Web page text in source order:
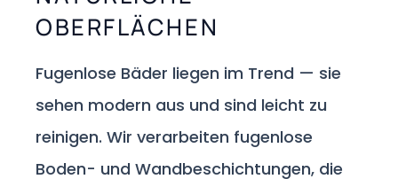
OBERFLÄCHEN
Fugenlose Bäder liegen im Trend — sie
sehen modern aus und sind leicht zu
reinigen. Wir verarbeiten fugenlose
Boden- und Wandbeschichtungen, die